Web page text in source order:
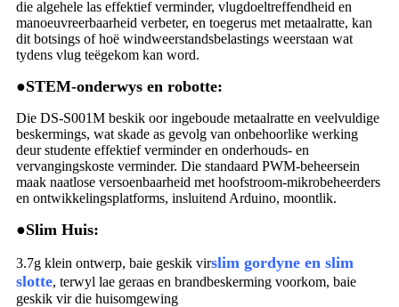
die algehele las effektief verminder, vlugdoeltreffendheid en
manoeuvreerbaarheid verbeter, en toegerus met metaalratte, kan
dit botsings of hoë windweerstandsbelastings weerstaan ​​wat
tydens vlug teëgekom kan word.
●STEM-onderwys en robotte:
Die DS-S001M beskik oor ingeboude metaalratte en veelvuldige
beskermings, wat skade as gevolg van onbehoorlike werking
deur studente effektief verminder en onderhouds- en
vervangingskoste verminder. Die standaard PWM-beheersein
maak naatlose versoenbaarheid met hoofstroom-mikrobeheerders
en ontwikkelingsplatforms, insluitend Arduino, moontlik.
●Slim Huis:
3.7g klein ontwerp, baie geskik virslim gordyne en slim
slotte, terwyl lae geraas en brandbeskerming voorkom, baie
geskik vir die huisomgewing